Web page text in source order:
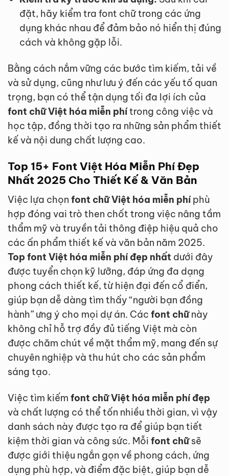
đặt, hãy kiểm tra font chữ trong các ứng
dụng khác nhau để đảm bảo nó hiển thị đúng
cách và không gặp lỗi.
Bằng cách nắm vững các bước tìm kiếm, tải về
và sử dụng, cũng như lưu ý đến các yếu tố quan
trọng, bạn có thể tận dụng tối đa lợi ích của
font chữ Việt hóa miễn phítrong công việc và
học tập, đồng thời tạo ra những sản phẩm thiết
kế và nội dung chất lượng cao.
Top 15+ Font Việt Hóa Miễn PhíĐẹp
Nhất 2025 Cho Thiết Kế & Văn Bản
Việc lựa chọn font chữ Việt hóa miễn phíphù
hợp đóng vai trò then chốt trong việc nâng tầm
thẩm mỹ và truyền tải thông điệp hiệu quả cho
các ấn phẩm thiết kế và văn bản năm 2025.
Top font Việt hóa miễn phí đẹp nhất dưới đây
được tuyển chọn kỹ lưỡng, đáp ứng đa dạng
phong cách thiết kế, từ hiện đại đến cổ điển,
giúp bạn dễ dàng tìm thấy “người bạn đồng
hành” ưng ý cho mọi dự án. Các font chữnày
không chỉ hỗ trợ đầy đủ tiếng Việt mà còn
được chăm chút về mặt thẩm mỹ, mang đến sự
chuyên nghiệp và thu hút cho các sản phẩm
sáng tạo.
Việc tìm kiếm font chữ Việt hóa miễn phí đẹp
và chất lượng có thể tốn nhiều thời gian, vì vậy
danh sách này được tạo ra để giúp bạn tiết
kiệm thời gian và công sức. Mỗi font chữsẽ
được giới thiệu ngắn gọn về phong cách, ứng
dụng phù hợp, và điểm đặc biệt, giúp bạn dễ